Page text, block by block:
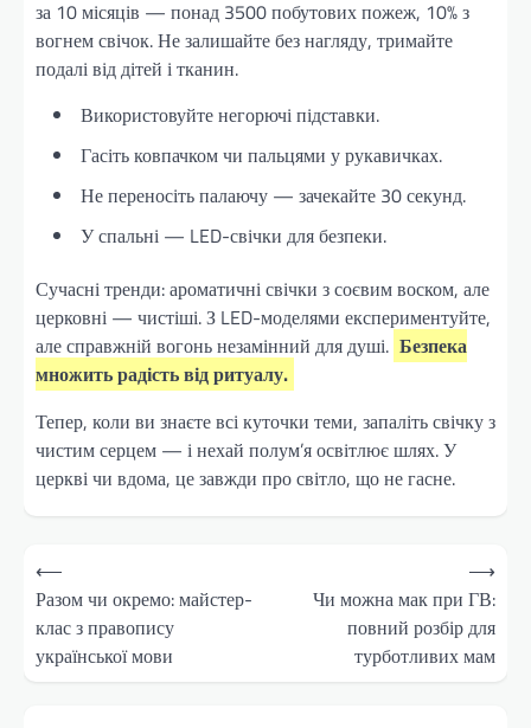
за 10 місяців — понад 3500 побутових пожеж, 10% з
вогнем свічок. Не залишайте без нагляду, тримайте
подалі від дітей і тканин.
Використовуйте негорючі підставки.
Гасіть ковпачком чи пальцями у рукавичках.
Не переносіть палаючу — зачекайте 30 секунд.
У спальні — LED-свічки для безпеки.
Сучасні тренди: ароматичні свічки з соєвим воском, але
церковні — чистіші. З LED-моделями експериментуйте,
але справжній вогонь незамінний для душі. Безпека
множить радість від ритуалу.
Тепер, коли ви знаєте всі куточки теми, запаліть свічку з
чистим серцем — і нехай полум’я освітлює шлях. У
церкві чи вдома, це завжди про світло, що не гасне.
Навігація
записів
⟵
Разом чи окремо: майстер-
клас з правопису
української мови
Чи можна мак при ГВ:
повний розбір для
турботливих мам
⟶